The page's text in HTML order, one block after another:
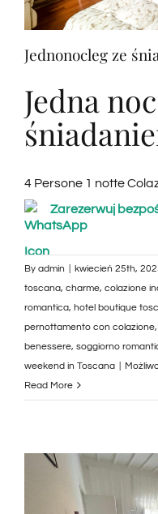
Jednonocleg ze
Jedna
4 Persone 1 notte
Zarezerwuj
By admin kwiecień 25th,
toscana, charme, colazione
romantica, hotel boutique
pernottamento con colazione,
benessere, soggiorno
weekend in Toscana
Read More